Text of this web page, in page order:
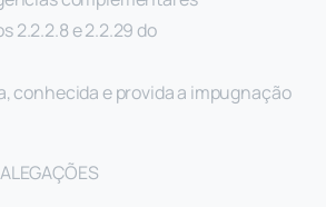
2.2.2.8 e 2.2.29 do
conhecida e provida a impugnação